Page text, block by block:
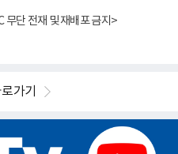
단 전재 및 재배포 금지>
가기